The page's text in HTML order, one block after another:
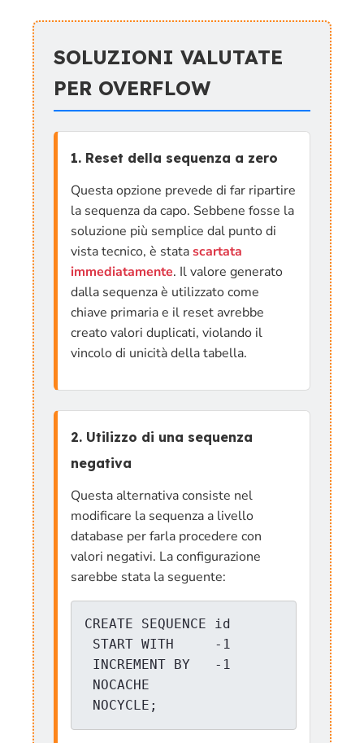
SOLUZIONI VALUTATE
PER OVERFLOW
1. Reset della sequenza a zero
Questa opzione prevede di far ripartire
la sequenza da capo. Sebbene fosse la
soluzione più semplice dal punto di
vista tecnico, è statascartata
immediatamente. Il valore generato
dalla sequenza è utilizzato come
chiave primaria e il reset avrebbe
creato valori duplicati, violando il
vincolo di unicità della tabella.
2. Utilizzo di una sequenza
negativa
Questa alternativa consiste nel
modificare la sequenza a livello
database per farla procedere con
valori negativi. La configurazione
sarebbe stata la seguente:
CREATE SEQUENCE id
NOCYCLE;